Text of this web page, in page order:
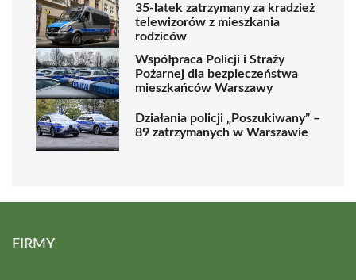
35-latek zatrzymany za kradzież
telewizorów z mieszkania
rodziców
Współpraca Policji i Straży
Pożarnej dla bezpieczeństwa
mieszkańców Warszawy
Działania policji „Poszukiwany” –
89 zatrzymanych w Warszawie
FIRMY